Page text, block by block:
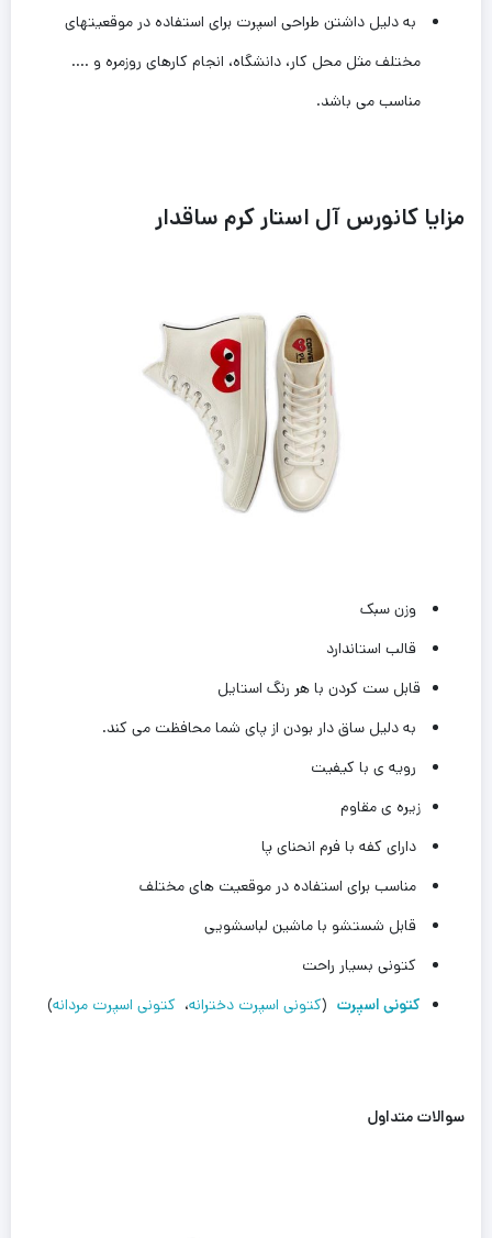
به دلیل داشتن طراحی اسپرت برای استفاده در موقعیتهای
مختلف مثل محل کار، دانشگاه، انجام کارهای روزمره و ….
مناسب می باشد.
مزایا کانورس آل استار کرم ساقدار
وزن سبک
قالب استاندارد
قابل ست کردن با هر رنگ استایل
به دلیل ساق دار بودن از پای شما محافظت می کند.
رویه ی با کیفیت
زیره ی مقاوم
دارای کفه با فرم انحنای پا
مناسب برای استفاده در موقعیت های مختلف
قابل شستشو با ماشین لباسشویی
کتونی بسیار راحت
کتونی اسپرت (کتونی اسپرت دخترانه، کتونی اسپرت مردانه)
سوالات متداول